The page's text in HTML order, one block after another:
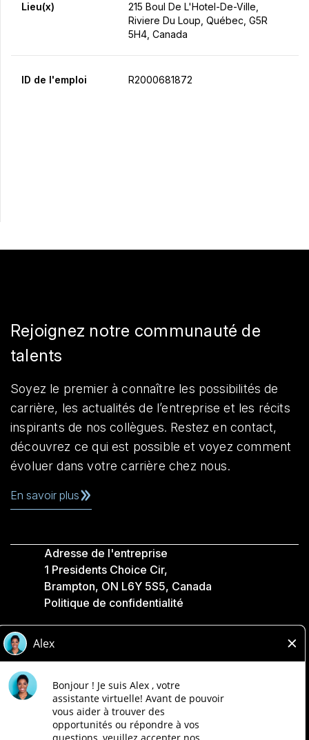
Lieu(x)
215 Boul De L'Hotel-De-Ville,
Riviere Du Loup, Québec, G5R
5H4, Canada
ID de l'emploi R2000681872
Rejoignez notre communauté de
talents
Soyez le premier à connaître les possibilités de
carrière, les actualités de l’entreprise et les récits
inspirants de nos collègues. Restez en contact,
découvrez ce qui est possible et voyez comment
évoluer dans votre carrière chez nous.
En savoir plus
Adresse de l'entreprise
1 Presidents Choice Cir,
Brampton, ON L6Y 5S5, Canada
Politique de confidentialité
Accessibilité
Compagnies Loblaw